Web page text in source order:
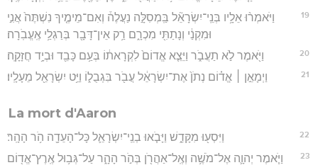
19
וַיֹּאמְר֨וּ אֵלָ֥יו בְּנֵֽי־יִשְׂרָאֵ֘ל בַּֽמְסִלָּ֣ה נַעֲלֶה֒ וְאִם־מֵימֶ֤יךָ נִשְׁתֶּה֙ אֲנִ֣י
וּמִקְנַ֔י וְנָתַתִּ֖י מִכְרָ֑ם רַ֥ק אֵין־דָּבָ֖ר בְּרַגְלַ֥י אֶֽעֱבֹֽרָה׃
20 וַיֹּ֖אמֶר לֹ֣א תַעֲבֹ֑ר וַיֵּצֵ֤א אֱדוֹם֙ לִקְרָאת֔וֹ בְּעַ֥ם כָּבֵ֖ד וּבְיָ֥ד חֲזָקָֽה׃
21 וַיְמָאֵ֣ן ׀ אֱד֗וֹם נְתֹן֙ אֶת־יִשְׂרָאֵ֔ל עֲבֹ֖ר בִּגְבֻל֑וֹ וַיֵּ֥ט יִשְׂרָאֵ֖ל מֵעָלָֽיו׃
La mort d'Aaron
22 וַיִּסְע֖וּ מִקָּדֵ֑שׁ וַיָּבֹ֧אוּ בְנֵֽי־יִשְׂרָאֵ֛ל כָּל־הָעֵדָ֖ה הֹ֥ר הָהָֽר׃
23
וַיֹּ֧אמֶר יְהוָ֛ה אֶל־מֹשֶׁ֥ה וְאֶֽל־אַהֲרֹ֖ן בְּהֹ֣ר הָהָ֑ר עַל־גְּב֥וּל אֶֽרֶץ־אֱד֖וֹם